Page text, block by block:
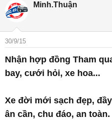
Minh.Thuận
30/9/15
Nhận hợp đồng Tham
bay, cưới hỏi, xe hoa...
Xe đời mới sạch đẹp,
ân cần, chu đáo, an toàn.